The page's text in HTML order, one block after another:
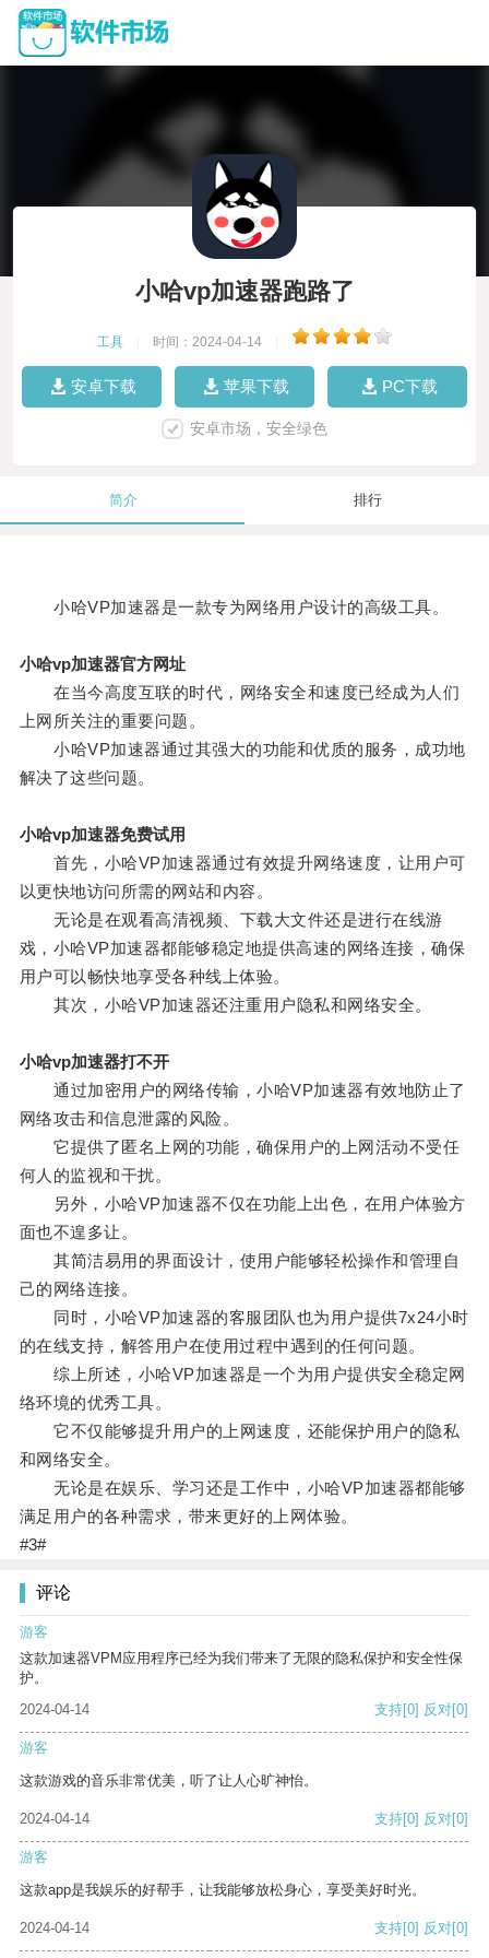
小哈vp加速器跑路了
工具 时间：2024-04-14
安卓下载 苹果下载 PC下载
安卓市场，安全绿色
简介 排行
小哈VP加速器是一款专为网络用户设计的高级工具。
小哈vp加速器官方网址
在当今高度互联的时代，网络安全和速度已经成为人们
上网所关注的重要问题。
小哈VP加速器通过其强大的功能和优质的服务，成功地
解决了这些问题。
小哈vp加速器免费试用
首先，小哈VP加速器通过有效提升网络速度，让用户可
以更快地访问所需的网站和内容。
无论是在观看高清视频、下载大文件还是进行在线游
戏，小哈VP加速器都能够稳定地提供高速的网络连接，确保
用户可以畅快地享受各种线上体验。
其次，小哈VP加速器还注重用户隐私和网络安全。
小哈vp加速器打不开
通过加密用户的网络传输，小哈VP加速器有效地防止了
网络攻击和信息泄露的风险。
它提供了匿名上网的功能，确保用户的上网活动不受任
何人的监视和干扰。
另外，小哈VP加速器不仅在功能上出色，在用户体验方
面也不遑多让。
其简洁易用的界面设计，使用户能够轻松操作和管理自
己的网络连接。
同时，小哈VP加速器的客服团队也为用户提供7x24小时
的在线支持，解答用户在使用过程中遇到的任何问题。
综上所述，小哈VP加速器是一个为用户提供安全稳定网
络环境的优秀工具。
它不仅能够提升用户的上网速度，还能保护用户的隐私
和网络安全。
无论是在娱乐、学习还是工作中，小哈VP加速器都能够
满足用户的各种需求，带来更好的上网体验。
#3#
评论
游客
这款加速器VPM应用程序已经为我们带来了无限的隐私保护和安全性保
护。
2024-04-14
支持[0] 反对[0]
游客
这款游戏的音乐非常优美，听了让人心旷神怡。
2024-04-14 支持[0] 反对[0]
游客
这款app是我娱乐的好帮手，让我能够放松身心，享受美好时光。
2024-04-14 支持[0] 反对[0]